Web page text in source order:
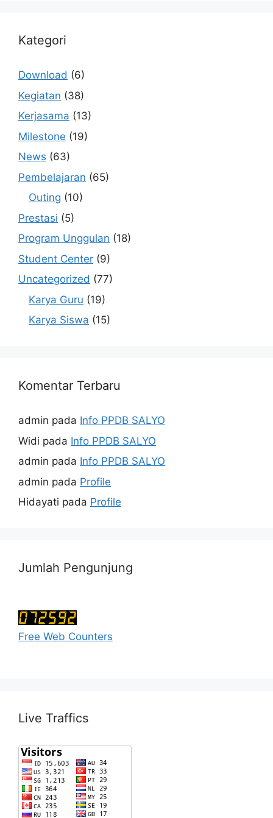
Kategori
Download (6)
Kegiatan (38)
Kerjasama (13)
Milestone (19)
News (63)
Pembelajaran (65)
Outing (10)
Prestasi (5)
Program Unggulan (18)
Student Center (9)
Uncategorized (77)
Karya Guru (19)
Karya Siswa (15)
Komentar Terbaru
admin pada Info PPDB SALYO
Widi pada Info PPDB SALYO
admin pada Info PPDB SALYO
admin pada Profile
Hidayati pada Profile
Jumlah Pengunjung
Free Web Counters
Live Traffics